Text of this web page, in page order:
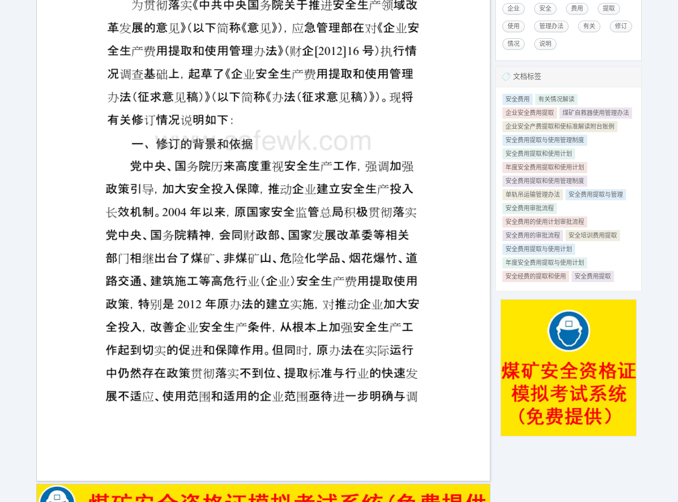
企业 安全 费用 提取
使用 管理办法 有关 修订
情况 说明
文档标签
安全费用
有关情况解读
企业安全费用提取
煤矿自救器使用管理办法
企业安全产费提取和使标准解读附台账例
安全费用提取与使用管理制度
安全费用提取和使用计划
年度安全费用提取和使用计划
安全费用提取和使用管理制度
单轨吊运输管理办法
安全费用提取与管理
安全费用审批流程
安全费用的使用计划审批流程
安全费用的审批流程
安全培训费用提取
安全费用提取与使用计划
年度安全费用提取与使用计划
安全经费的提取和使用
安全费用提取